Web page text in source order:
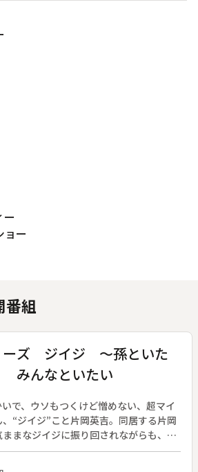
ー
ョー
番組
ーズ ジイジ ～孫といた
みんなといたい
で、ウソもつくけど憎めない、超マイ
“ジイジ”こと片岡英吉。同居する片岡
まなジイジに振り回されながらも、英
直なやさしさに教わり、様々な困難を
依美幸。（第１シリーズ／２００４年